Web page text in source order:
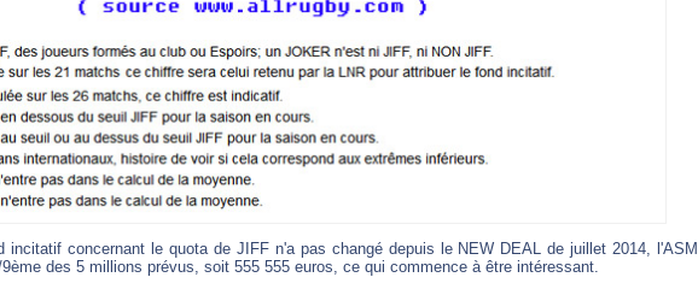
incitatif concernant le quota de JIFF n'a pas changé depuis le NEW DEAL de juillet 2014, l'ASM
des 5 millions prévus, soit 555 555 euros, ce qui commence à être intéressant.